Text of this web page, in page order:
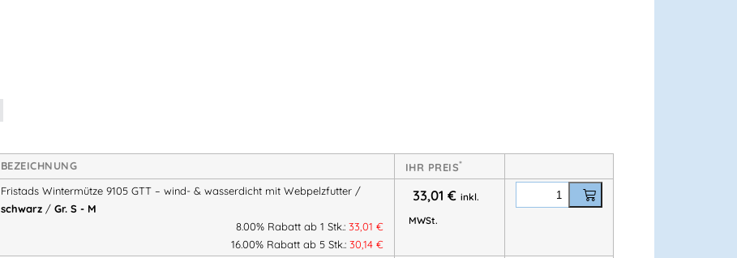
Airtech®– wind- und wasserdicht
Verstellbare Nackenkrempe
für zusätzlichen Kälteschutz
BEZEICHNUNG IHR PREIS*
Fristads Wintermütze 9105 GTT – wind- & wasserdicht mit Webpelzfutter /
schwarz/ Gr. S - M
8.00% Rabatt ab 1 Stk.:33,01€
16.00% Rabatt ab 5 Stk.:30,14€
33,01 € inkl.
MWSt.